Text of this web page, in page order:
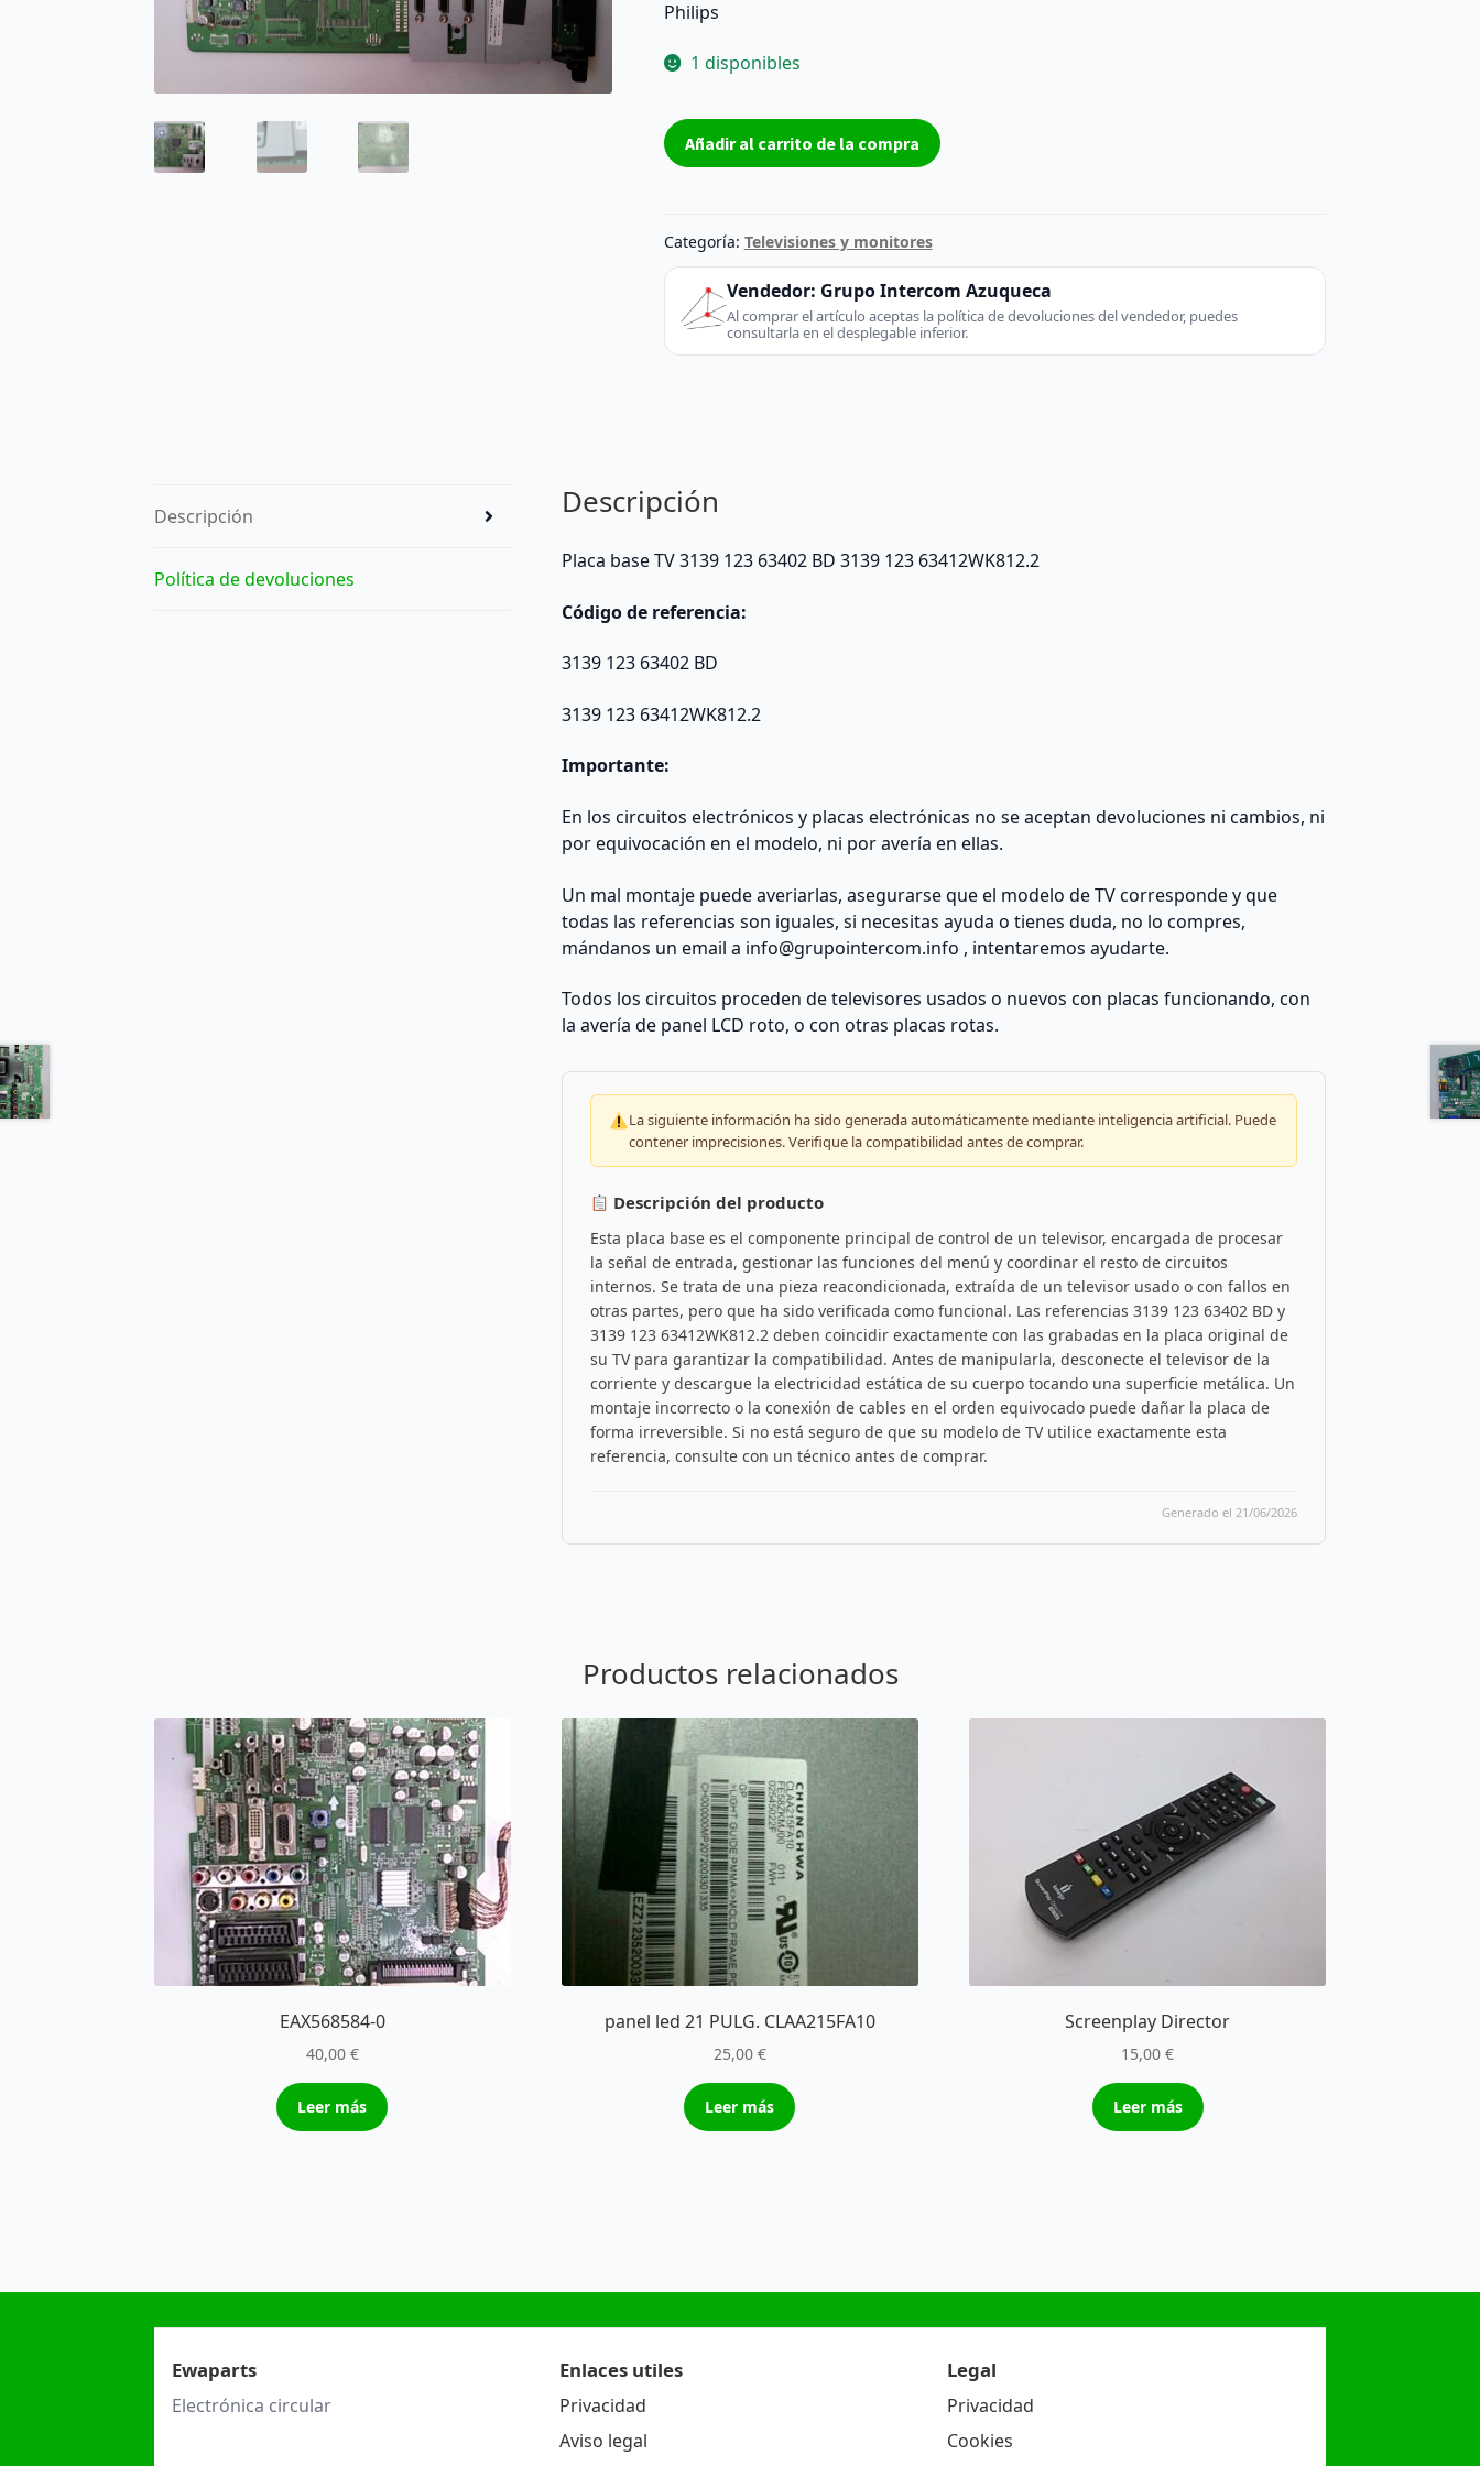
Philips
1 disponibles
Placa
base
123
63402
3139
123
Añadir al carrito de la compra
Categoría: Televisiones y monitores
Vendedor: Grupo Intercom Azuqueca
Al comprar el artículo aceptas la política de devoluciones del vendedor, puedes
consultarla en el desplegable inferior.
Descripción
Política de devoluciones
Descripción
Placa base TV 3139 123 63402 BD 3139 123 63412WK812.2
Código de referencia:
3139 123 63402 BD
3139 123 63412WK812.2
Importante:
En los circuitos electrónicos y placas electrónicas no se aceptan devoluciones ni cambios, ni
por equivocación en el modelo, ni por avería en ellas.
Un mal montaje puede averiarlas, asegurarse que el modelo de TV corresponde y que
todas las referencias son iguales, si necesitas ayuda o tienes duda, no lo compres,
mándanos un email a info@grupointercom.info , intentaremos ayudarte.
Todos los circuitos proceden de televisores usados o nuevos con placas funcionando, con
la avería de panel LCD roto, o con otras placas rotas.
La siguiente información ha sido generada automáticamente mediante inteligencia artificial. Puede
contener imprecisiones. Verifique la compatibilidad antes de comprar.
Descripción del producto
Esta placa base es el componente principal de control de un televisor, encargada de procesar
la señal de entrada, gestionar las funciones del menú y coordinar el resto de circuitos
internos. Se trata de una pieza reacondicionada, extraída de un televisor usado o con fallos en
otras partes, pero que ha sido verificada como funcional. Las referencias 3139 123 63402 BD y
3139 123 63412WK812.2 deben coincidir exactamente con las grabadas en la placa original de
su TV para garantizar la compatibilidad. Antes de manipularla, desconecte el televisor de la
corriente y descargue la electricidad estática de su cuerpo tocando una superficie metálica. Un
montaje incorrecto o la conexión de cables en el orden equivocado puede dañar la placa de
forma irreversible. Si no está seguro de que su modelo de TV utilice exactamente esta
referencia, consulte con un técnico antes de comprar.
Generado el 21/06/2026
Productos relacionados
EAX568584-0
40,00 €
Leer más
panel led 21 PULG. CLAA215FA10
25,00 €
Leer más
Screenplay Director
15,00€
Leer más
Ewaparts
Electrónica circular
Enlaces utiles
Privacidad
Aviso legal
Legal
Privacidad
Cookies